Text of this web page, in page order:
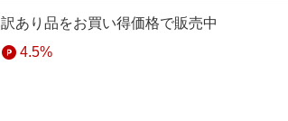
訳あり品をお買い得価格で販売中
4.5%